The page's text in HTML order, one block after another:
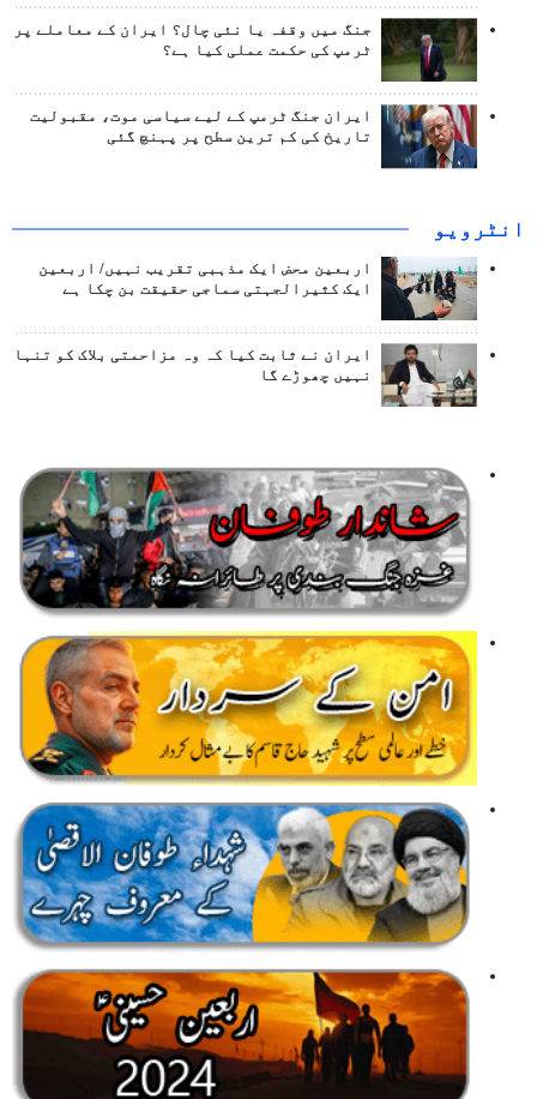
جنگ میں وقفہ یا نئی چال؟ ایران کے معاملے پر
ٹرمپ کی حکمت عملی کیا ہے؟
ایران جنگ ٹرمپ کے لیے سیاسی موت، مقبولیت
تاریخ کی کم ترین سطح پر پہنچ گئی
انٹرويو
اربعین محض ایک مذہبی تقریب نہیں/ اربعین
ایک کثیرالجہتی سماجی حقیقت بن چکا ہے
ایران نے ثابت کیا کہ وہ مزاحمتی بلاک کو تنہا
نہیں چھوڑے گا